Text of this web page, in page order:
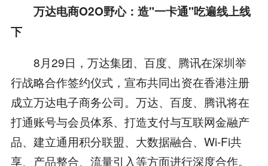
万达电商O2O野心：造"一卡通"吃遍线上线
下
8月29日，万达集团、百度、腾讯在深圳举
行战略合作签约仪式，宣布共同出资在香港注册
成立万达电子商务公司。万达、百度、腾讯将在
打通账号与会员体系、打造支付与互联网金融产
品、建立通用积分联盟、大数据融合、Wi-Fi共
享、产品整合、流量引入等方面进行深度合作。